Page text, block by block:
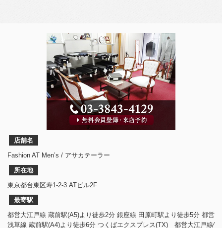
店舗名
Fashion AT Men’s / アサカテーラー
所在地
東京都台東区寿1-2-3 ATビル2F
最寄駅
都営大江戸線 蔵前駅(A5)より徒歩2分 銀座線 田原町駅より徒歩5分 都営
浅草線 蔵前駅(A4)より徒歩6分 つくばエクスプレス(TX) 都営大江戸線⁄